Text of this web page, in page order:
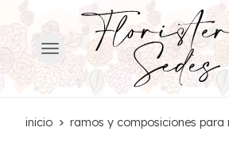
inicio ramos y composiciones para